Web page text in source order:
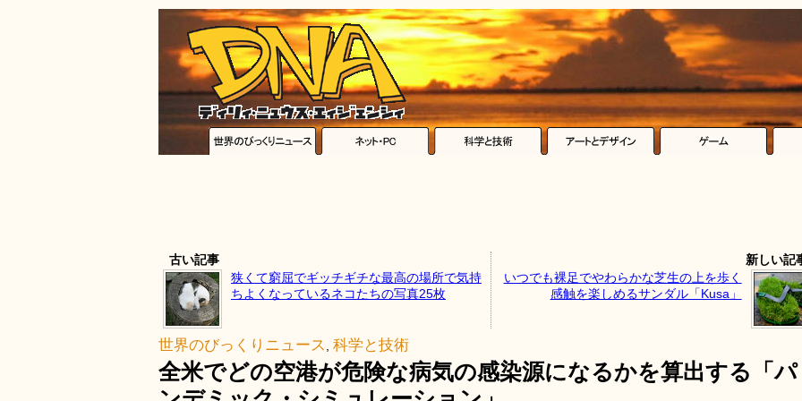
古い記事
狭くて窮屈でギッチギチな最高の場所で気持
ちよくなっているネコたちの写真25枚
新しい記
いつでも裸足でやわらかな芝生の上を歩く
感触を楽しめるサンダル「Kusa」
世界のびっくりニュース 科学と技術
全米でどの空港が危険な病気の感染源になるかを算出する「パ